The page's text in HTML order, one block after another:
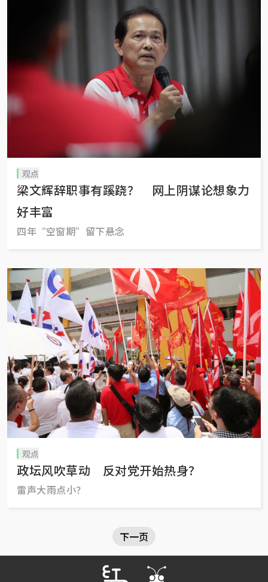
观点
梁文辉辞职事有蹊跷？ 网上阴谋论想象力
好丰富
四年“空窗期”留下悬念
观点
政坛风吹草动 反对党开始热身？
雷声大雨点小？
下一页